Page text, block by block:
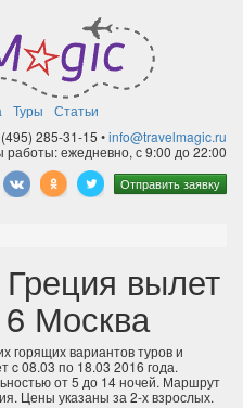
Туры
Статьи
285-31-15 •info@travelmagic.ru
работы: ежедневно, с 9:00 до 22:00
Отправить заявку
вылет
Москва
горящих вариантов туров и
c 08.03 по 18.03 2016 года.
от 5 до 14 ночей. Маршрут
Цены указаны за 2-х взрослых.